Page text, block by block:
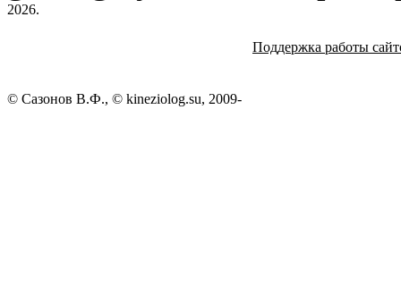
2026.
Поддержка работы
© Сазонов В.Ф., © kineziolog.su, 2009-